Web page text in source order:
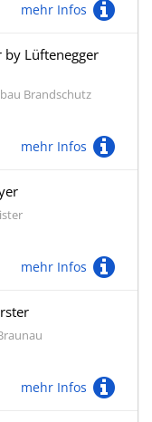
mehr Infos
by Lüftenegger
Brandschutz
mehr Infos
mehr Infos
mehr Infos